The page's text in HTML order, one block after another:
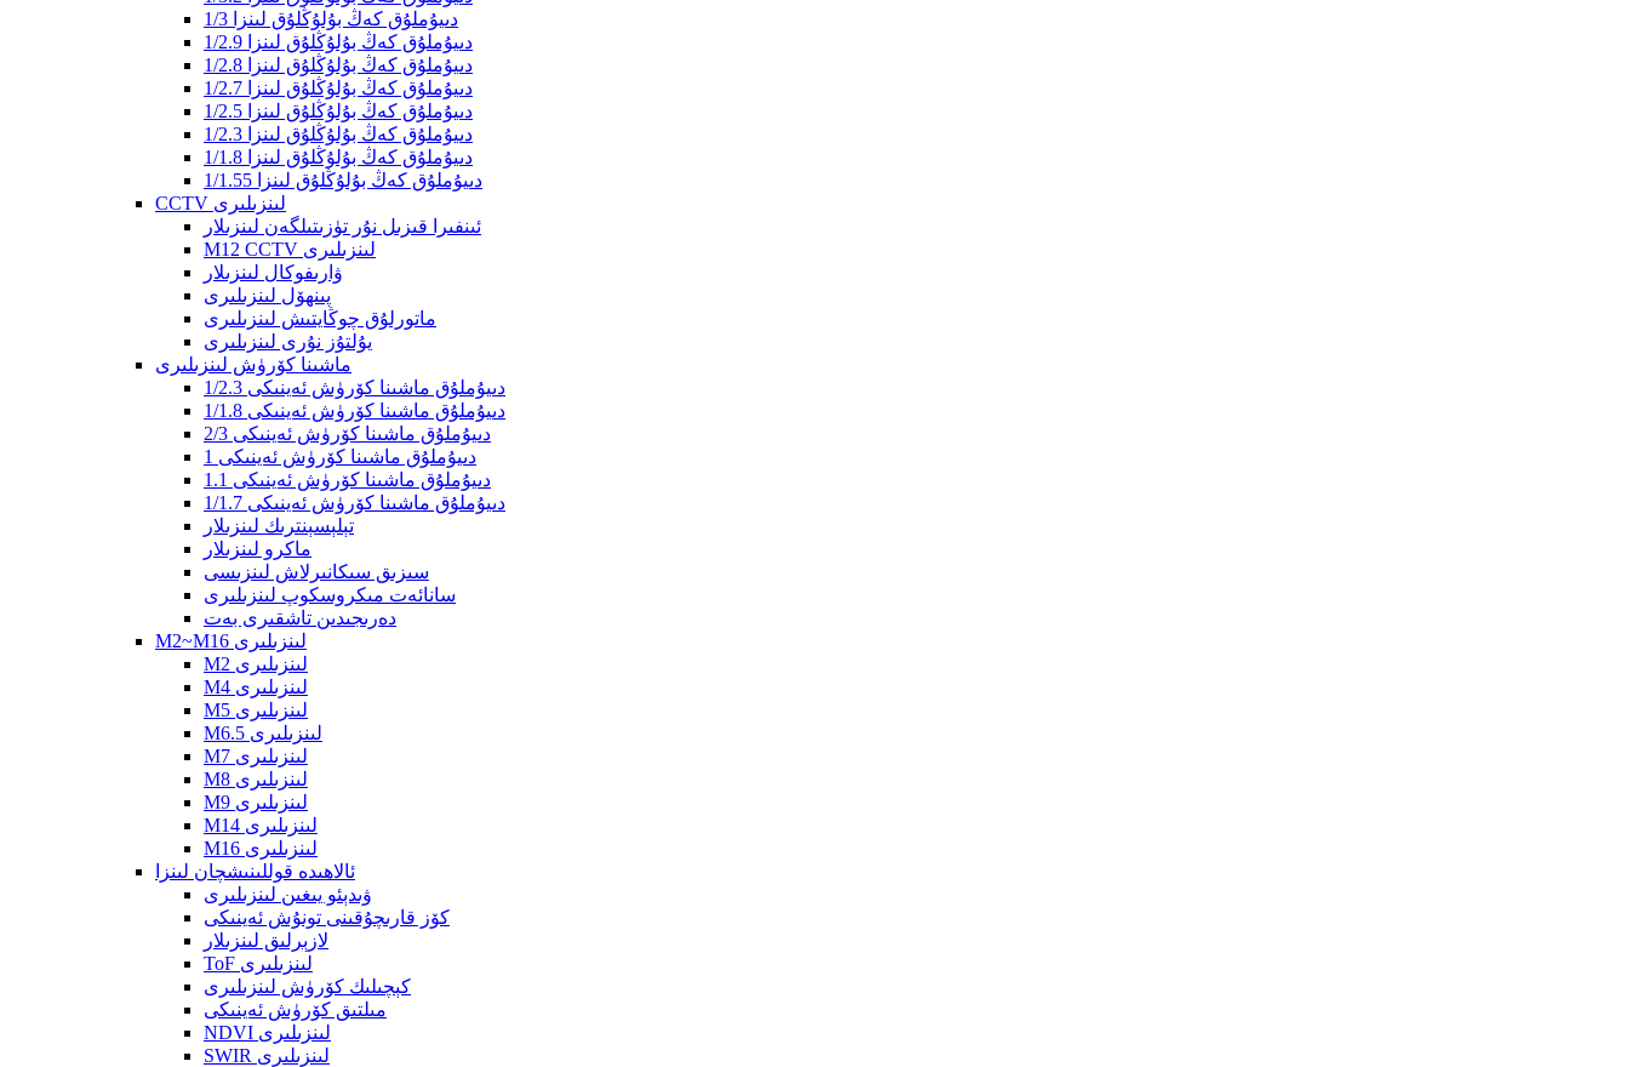
1/3 دىيۇملۇق كەڭ بۇلۇڭلۇق لىنزا
1/2.9 دىيۇملۇق كەڭ بۇلۇڭلۇق لىنزا
1/2.8 دىيۇملۇق كەڭ بۇلۇڭلۇق لىنزا
1/2.7 دىيۇملۇق كەڭ بۇلۇڭلۇق لىنزا
1/2.5 دىيۇملۇق كەڭ بۇلۇڭلۇق لىنزا
1/2.3 دىيۇملۇق كەڭ بۇلۇڭلۇق لىنزا
1/1.8 دىيۇملۇق كەڭ بۇلۇڭلۇق لىنزا
1/1.55 ​​دىيۇملۇق كەڭ بۇلۇڭلۇق لىنزا
CCTV لىنزىلىرى
ئىنفىرا قىزىل نۇر تۈزىتىلگەن لىنزىلار
M12 CCTV لىنزىلىرى
ۋارىفوكال لىنزىلار
پىنھۆل لىنزىلىرى
ماتورلۇق چوڭايتىش لىنزىلىرى
يۇلتۇز نۇرى لىنزىلىرى
ماشىنا كۆرۈش لىنزىلىرى
1/2.3 دىيۇملۇق ماشىنا كۆرۈش ئەينىكى
1/1.8 دىيۇملۇق ماشىنا كۆرۈش ئەينىكى
2/3 دىيۇملۇق ماشىنا كۆرۈش ئەينىكى
1 دىيۇملۇق ماشىنا كۆرۈش ئەينىكى
1.1 دىيۇملۇق ماشىنا كۆرۈش ئەينىكى
1/1.7 دىيۇملۇق ماشىنا كۆرۈش ئەينىكى
تېلېسېنترىك لىنزىلار
ماكرو لىنزىلار
سىزىق سىكانىرلاش لىنزىسى
سانائەت مىكروسكوپ لىنزىلىرى
دەرىجىدىن تاشقىرى بەت
M2~M16 لىنزىلىرى
M2 لىنزىلىرى
M4 لىنزىلىرى
M5 لىنزىلىرى
M6.5 لىنزىلىرى
M7 لىنزىلىرى
M8 لىنزىلىرى
M9 لىنزىلىرى
M14 لىنزىلىرى
M16 لىنزىلىرى
ئالاھىدە قوللىنىشچان لىنزا
ۋىدېئو يىغىن لىنزىلىرى
كۆز قارىچۇقىنى تونۇش ئەينىكى
لازېرلىق لىنزىلار
ToF لىنزىلىرى
كېچىلىك كۆرۈش لىنزىلىرى
مىلتىق كۆرۈش ئەينىكى
NDVI لىنزىلىرى
SWIR لىنزىلىرى